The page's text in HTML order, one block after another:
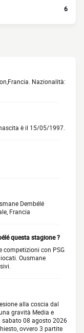
6
Nazionalità:
è il 15/05/1997.
Dembélé
Francia
questa stagione ?
competizioni con PSG
Ousmane
alla coscia dal
gravità Media e
sabato 08 agosto 2026
ovvero 3 partite